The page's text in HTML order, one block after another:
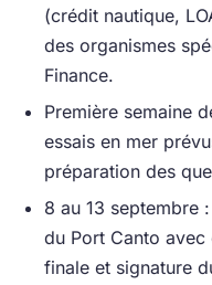
(crédit nautique,
des organismes
Finance.
Première semaine
essais en mer
préparation des
8 au 13 septembre
du Port Canto avec
finale et signature